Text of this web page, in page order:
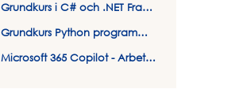
Grundkurs i C# och .NET Framework
Grundkurs Python programmering
Microsoft 365 Copilot - Arbeta smartare och effektivare med AI